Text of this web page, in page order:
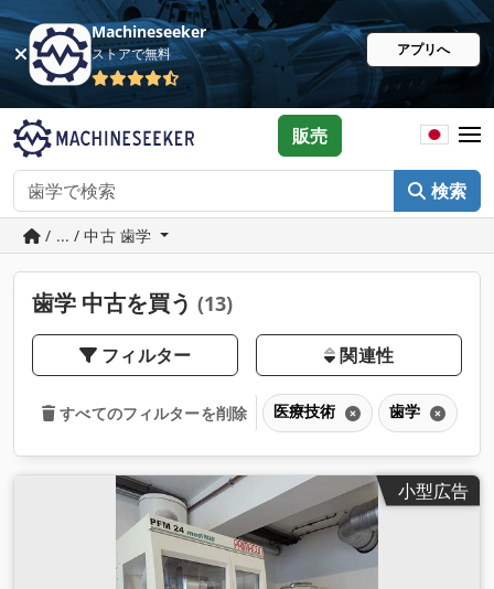
Machineseeker
ストアで無料 アプリへ
検索
販売
/ ... / 中古 歯学
歯学 中古を買う (13)
フィルター 関連性
すべてのフィルターを削除 医療技術 歯学
小型広告